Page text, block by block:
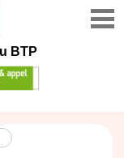
BTP